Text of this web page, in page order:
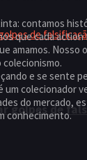
golpes de
contamos
que cada
amamos. Nosso
e se sente
um colecionador
do mercado,
conhecimento.